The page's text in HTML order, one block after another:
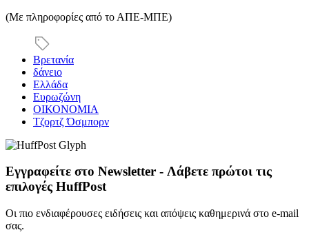
(Με πληροφορίες από το ΑΠΕ-ΜΠΕ)
Βρετανία
δάνειο
Ελλάδα
Ευρωζώνη
ΟΙΚΟΝΟΜΙΑ
Τζορτζ Όσμπορν
Εγγραφείτε στο Newsletter - Λάβετε πρώτοι τις
επιλογές HuffPost
Οι πιο ενδιαφέρουσες ειδήσεις και απόψεις καθημερινά στο e-mail
σας.